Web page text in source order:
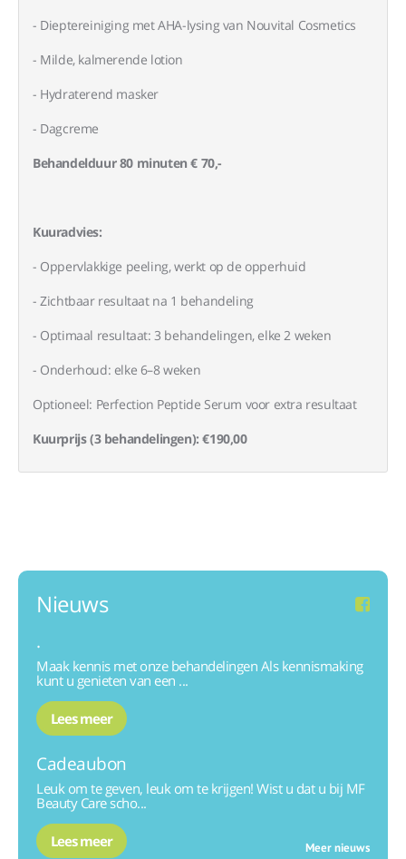
- Dieptereiniging met AHA-lysing van Nouvital Cosmetics
- Milde, kalmerende lotion
- Hydraterend masker
- Dagcreme
Behandelduur 80 minuten € 70,-
Kuuradvies:
- Oppervlakkige peeling, werkt op de opperhuid
- Zichtbaar resultaat na 1 behandeling
- Optimaal resultaat: 3 behandelingen, elke 2 weken
- Onderhoud: elke 6–8 weken
Optioneel: Perfection Peptide Serum voor extra resultaat
Kuurprijs (3 behandelingen): €190,00
Nieuws
.
Maak kennis met onze behandelingen Als kennismaking
kunt u genieten van een ...
Lees meer
Cadeaubon
Leuk om te geven, leuk om te krijgen! Wist u dat u bij MF
Beauty Care scho...
Lees meer Meer nieuws